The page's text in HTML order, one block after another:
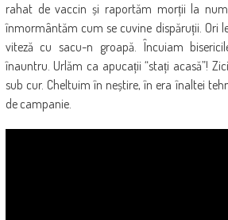
rahat de vaccin și raportăm morții la
înmormântăm cum se cuvine dispăruții. Ori
viteză cu sacu-n groapă. Încuiam
înauntru. Urlăm ca apucații “stați acasă”!
sub cur. Cheltuim în neștire, în era înaltei
de campanie.